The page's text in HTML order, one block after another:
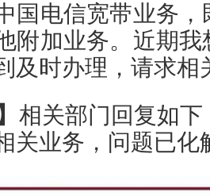
国电信宽带业务
附加业务。近期
及时办理，请求相
相关部门回复如
关业务，问题已化